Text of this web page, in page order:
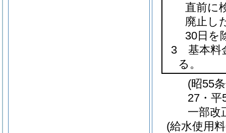
直前に
廃止し
30日を
3 基本料
る。
(昭55
27・平
一部改
(給水使用